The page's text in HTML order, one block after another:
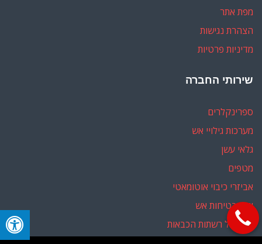
מפת אתר
הצהרת נגישות
מדיניות פרטיות
שירותי החברה
ספרינקלרים
מערכות גילויי אש
גלאי עשן
מטפים
אביזרי כיבוי אוטומאטי
יועץ בטיחות אש
ליווי מול רשתות הכבאות